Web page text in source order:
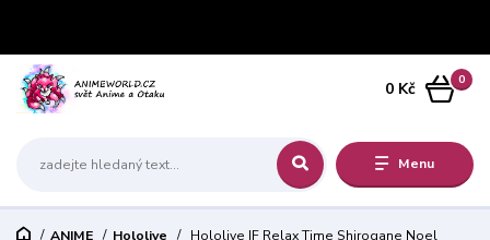
Menu
0
0 Kč
ANIME Hololive
Hololive IF Relax Time Shirogane Noel